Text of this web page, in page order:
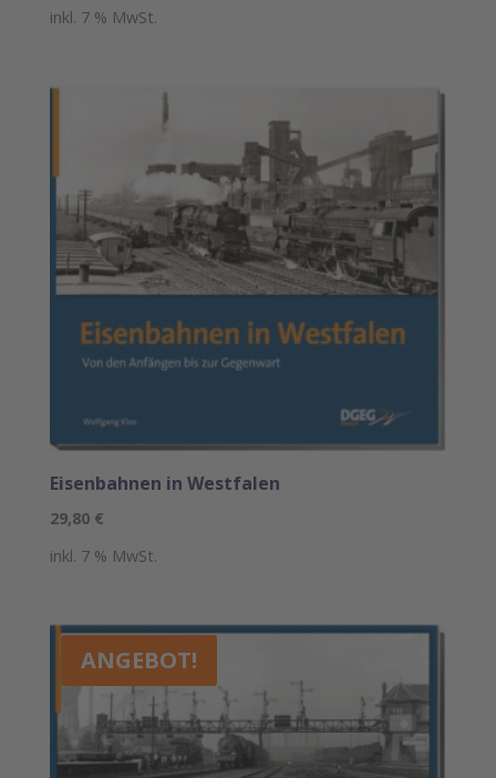
inkl. 7 % MwSt.
Eisenbahnen in Westfalen
29,80 €
inkl. 7 % MwSt.
ANGEBOT!